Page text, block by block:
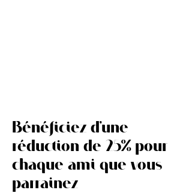
Bénéficiez d'une
réduction de 25% pour
chaque ami que vous
parrainez